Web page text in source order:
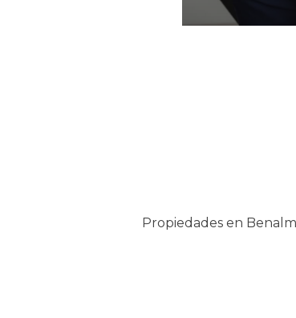
Propiedades en